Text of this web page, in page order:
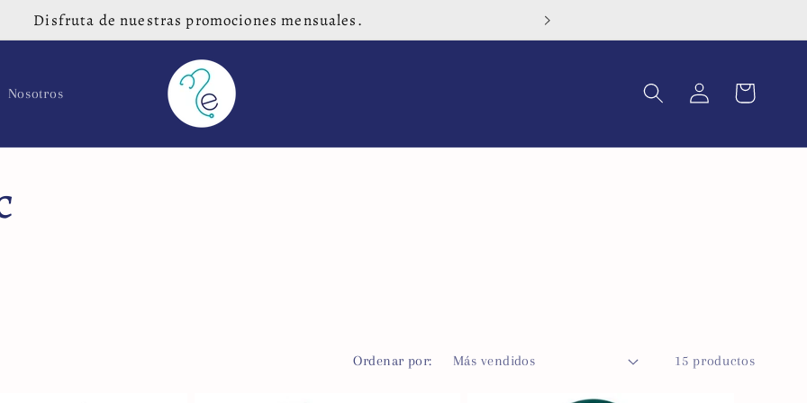
Disfruta de nuestras promociones mensuales.
Nosotros
Iniciar
sesión
Carrito
Ordenar por: 15 productos